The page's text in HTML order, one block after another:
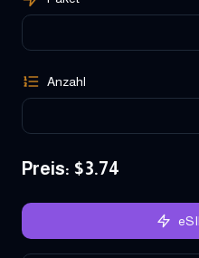
Anzahl
Preis: $3.74